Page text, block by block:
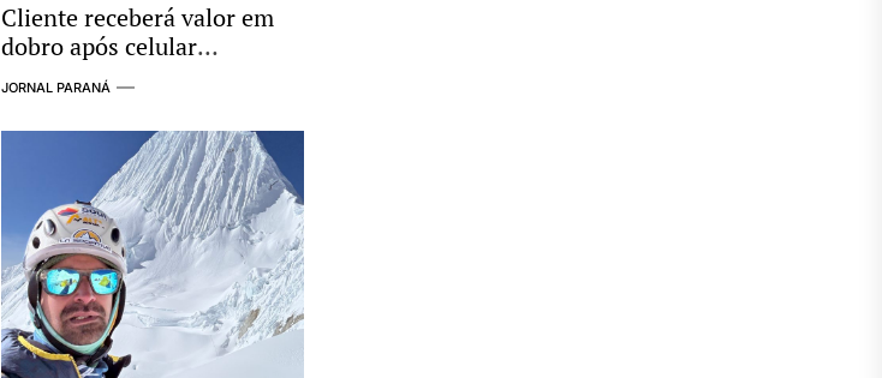
Cliente receberá valor em
dobro após celular
comprado pela internet não
JORNAL PARANÁ